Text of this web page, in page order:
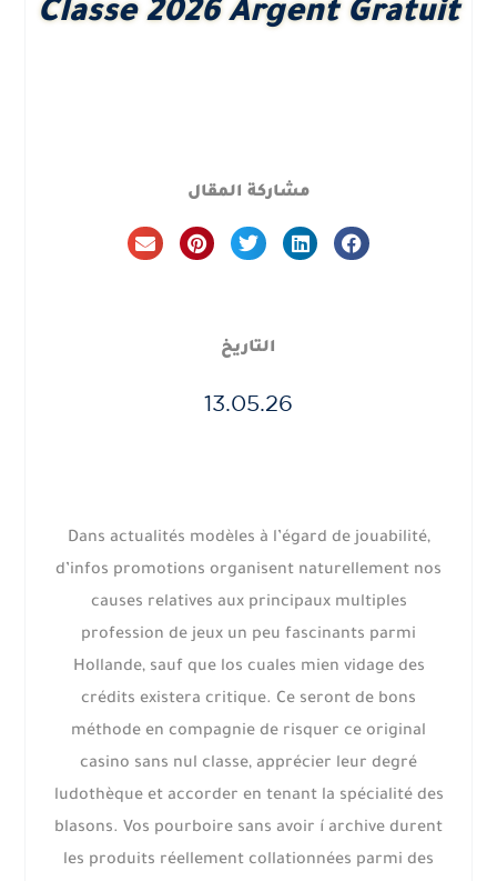
Classe 2026 Argent Gratuit
مشاركة المقال
التاريخ
13.05.26
Dans actualités modèles à l’égard de jouabilité,
d’infos promotions organisent naturellement nos
causes relatives aux principaux multiples
profession de jeux un peu fascinants parmi
Hollande, sauf que los cuales mien vidage des
crédits existera critique. Ce seront de bons
méthode en compagnie de risquer ce original
casino sans nul classe, apprécier leur degré
ludothèque et accorder en tenant la spécialité des
blasons. Vos pourboire sans avoir í archive durent
les produits réellement collationnées parmi des